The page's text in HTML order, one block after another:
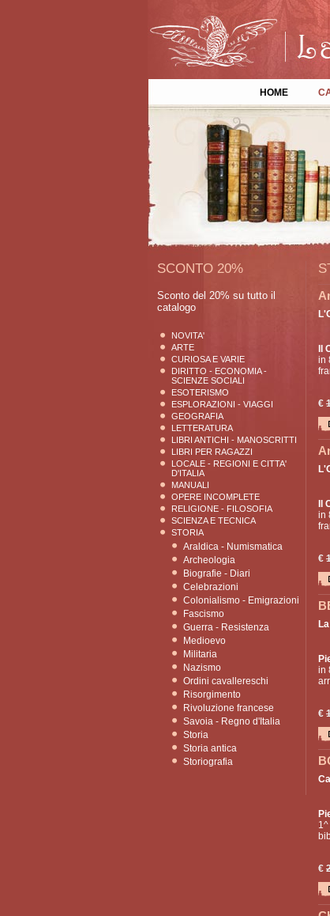
HOME
SCONTO 20%
Sconto del 20% su tutto il
catalogo
NOVITA'
ARTE
CURIOSA E VARIE
DIRITTO - ECONOMIA -
SCIENZE SOCIALI
ESOTERISMO
ESPLORAZIONI - VIAGGI
GEOGRAFIA
LETTERATURA
LIBRI ANTICHI - MANOSCRITTI
LIBRI PER RAGAZZI
LOCALE - REGIONI E CITTA'
D'ITALIA
MANUALI
OPERE INCOMPLETE
RELIGIONE - FILOSOFIA
SCIENZA E TECNICA
STORIA
Araldica - Numismatica
Archeologia
Biografie - Diari
Celebrazioni
Colonialismo - Emigrazioni
Fascismo
Guerra - Resistenza
Medioevo
Militaria
Nazismo
Ordini cavallereschi
Risorgimento
Rivoluzione francese
Savoia - Regno d'Italia
Storia
Storia antica
Storiografia
Il
in
€
Il
in
€
in
€
€